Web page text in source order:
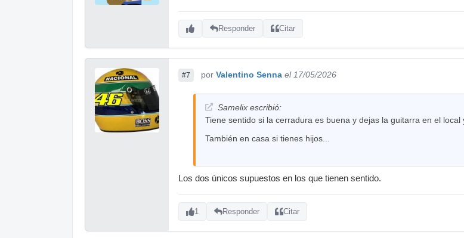
Responder Citar
#7 por Valentino Senna el 17/05/2026
Samelix escribió:
Tiene sentido si la cerradura es buena y dejas la guitarra en el local
También en casa si tienes hijos...
Los dos únicos supuestos en los que tienen sentido.
1 Responder Citar